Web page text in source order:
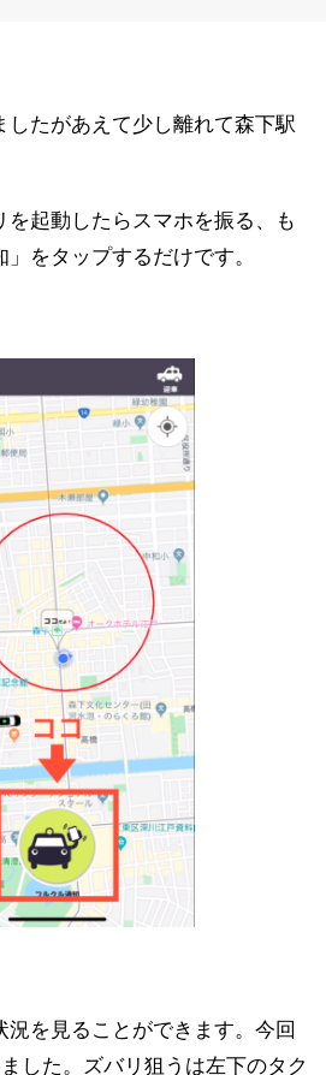
したがあえて少し離れて森下駅
起動したらスマホを振る、も
をタップするだけです。
況を見ることができます。今回
した。ズバリ狙うは左下のタク